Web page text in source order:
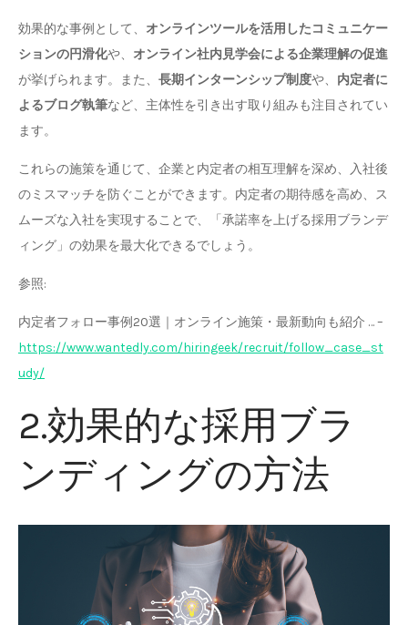
効果的な事例として、 オンラインツールを活用したコミュニケー
ションの円滑化や、 オンライン社内見学会による企業理解の促進
が挙げられます。また、 長期インターンシップ制度や、 内定者に
よるブログ執筆など、主体性を引き出す取り組みも注目されてい
ます。
これらの施策を通じて、企業と内定者の相互理解を深め、入社後
のミスマッチを防ぐことができます。内定者の期待感を高め、ス
ムーズな入社を実現することで、「承諾率を上げる採用ブランデ
ィング」の効果を最大化できるでしょう。
参照:
内定者フォロー事例20選｜オンライン施策・最新動向も紹介 … –
https://www.wantedly.com/hiringeek/recruit/follow_case_st
udy/
2.効果的な採用ブラ
ンディングの方法